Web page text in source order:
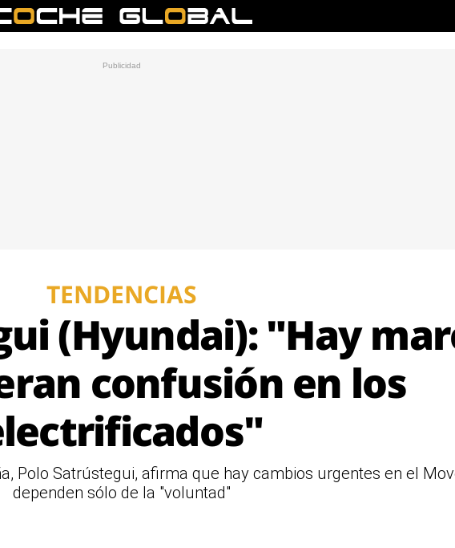
TENDENCIAS
(Hyundai): "Hay
confusión en los
Polo Satrústegui, afirma que hay cambios urgentes en el
dependen sólo de la "voluntad"